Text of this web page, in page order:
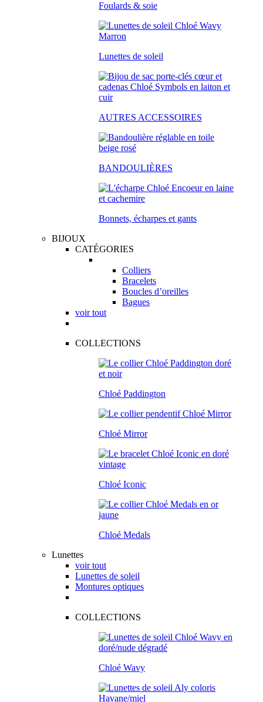
Foulards & soie
Lunettes de soleil
AUTRES ACCESSOIRES
BANDOULIÈRES
Bonnets, écharpes et gants
BIJOUX
CATÉGORIES
Colliers
Bracelets
Boucles d’oreilles
Bagues
voir tout
COLLECTIONS
Chloé Paddington
Chloé Mirror
Chloé Iconic
Chloé Medals
Lunettes
voir tout
Lunettes de soleil
Montures optiques
COLLECTIONS
Chloé Wavy